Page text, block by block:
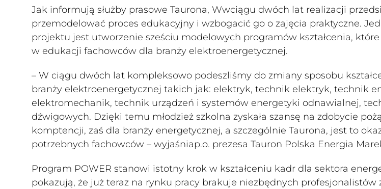
Jak informują służby prasowe Taurona, Wwciągu dwóch lat realizacji
przemodelować proces edukacyjny i wzbogacić go o zajęcia praktyczne.
projektu jest utworzenie sześciu modelowych programów kształcenia,
w edukacji fachowców dla branży elektroenergetycznej.
– W ciągu dwóch lat kompleksowo podeszliśmy do zmiany sposobu
branży elektroenergetycznej takich jak: elektryk, technik elektryk, technik
elektromechanik, technik urządzeń i systemów energetyki odnawialnej,
dźwigowych. Dzięki temu młodzież szkolna zyskała szansę na zdobycie
komptencji, zaś dla branży energetycznej, a szczególnie Taurona, jest to
potrzebnych fachowców – wyjaśniap.o. prezesa Tauron Polska Energia
Program POWER stanowi istotny krok w kształceniu kadr dla sektora
pokazują, że już teraz na rynku pracy brakuje niezbędnych profesjonalistów